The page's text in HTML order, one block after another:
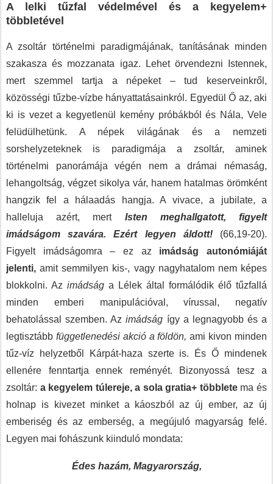
A lelki tűzfal védelmével és a kegyelem+
többletével
A zsoltár történelmi paradigmájának, tanításának minden
szakasza és mozzanata igaz. Lehet örvendezni Istennek,
mert szemmel tartja a népeket – tud keserveinkről,
közösségi tűzbe-vízbe hányattatásainkról. Egyedül Ő az, aki
ki is vezet a kegyetlenül kemény próbákból és Nála, Vele
felüdülhetünk. A népek világának és a nemzeti
sorshelyzeteknek is paradigmája a zsoltár, aminek
történelmi panorámája végén nem a drámai némaság,
lehangoltság, végzet sikolya vár, hanem hatalmas örömként
hangzik fel a hálaadás hangja. A vivace, a jubilate, a
halleluja azért, mert Isten meghallgatott, figyelt
imádságom szavára.
Ezért legyen áldott!
(66,19-20).
Figyelt imádságomra – ez az imádság autonómiáját
jelenti,amit semmilyen kis-, vagy nagyhatalom nem képes
blokkolni. Az imádság a Lélek által formálódik élő tűzfallá
minden emberi manipulációval, vírussal, negatív
behatolással szemben. Azimádság így a legnagyobb és a
legtisztább függetlenedési akció a földön, ami kivon minden
tűz-víz helyzetből Kárpát-haza szerte is. És Ő mindenek
ellenére fenntartja ennek reményét. Bizonyossá tesz a
zsoltár: a kegyelem túlereje, a sola gratia+ többletema és
holnap is kivezet minket a káoszból az új ember, az új
emberiség és az emberség, a megújuló magyarság felé.
Legyen mai fohászunk kiinduló mondata:
Édes hazám, Magyarország,